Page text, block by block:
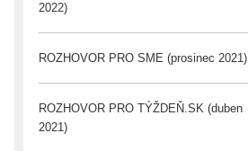
2022)
ROZHOVOR PRO SME (prosinec 2021)
ROZHOVOR PRO TÝŽDEŇ.SK (duben
2021)